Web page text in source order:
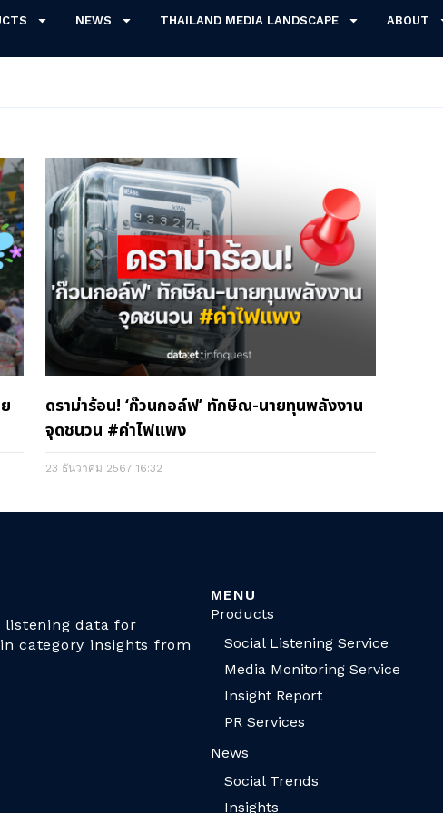
NEWS THAILAND MEDIA LANDSCAPE ABOUT
ดราม่าร้อน! ‘ก๊วนกอล์ฟ’ ทักษิณ-นายทุนพลังงาน
จุดชนวน #ค่าไฟแพง
23 ธันวาคม 2567 16:32
listening data for
category insights from
MENU
Products
Social Listening Service
Media Monitoring Service
Insight Report
PR Services
News
Social Trends
Insights